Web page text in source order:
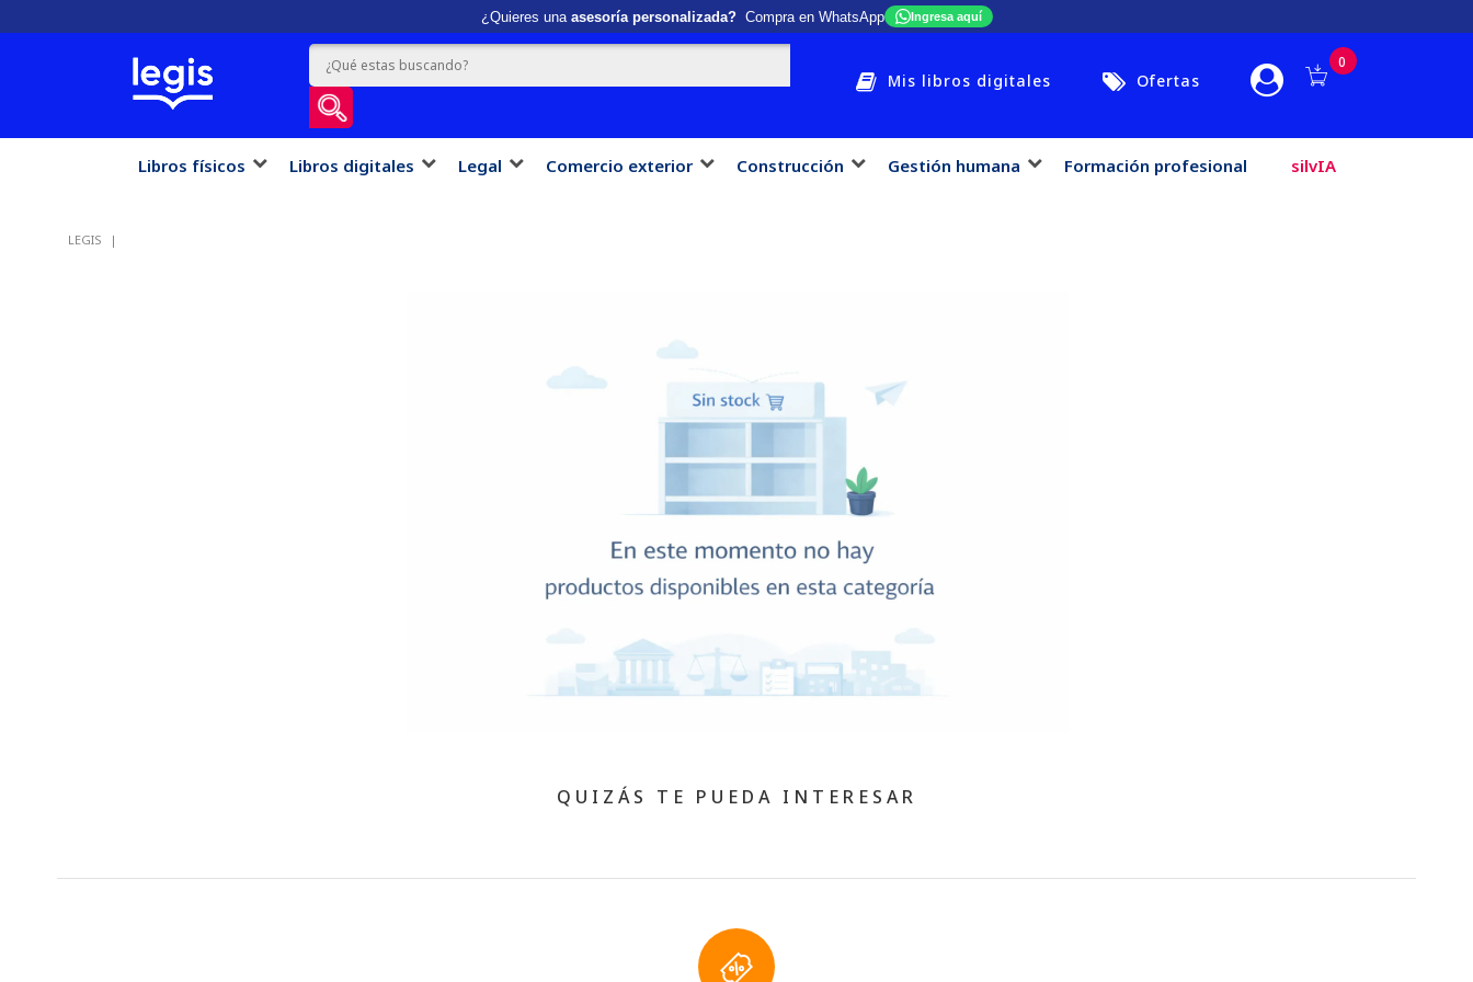
¿Quieres una asesoría personalizada?Compra en WhatsApp Ingresa aquí
Mis libros digitales Ofertas
0
Libros físicos Libros digitales Legal Comercio exterior Construcción Gestión humana Formación profesional silvIA
LEGIS
QUIZÁS TE PUEDA INTERESAR